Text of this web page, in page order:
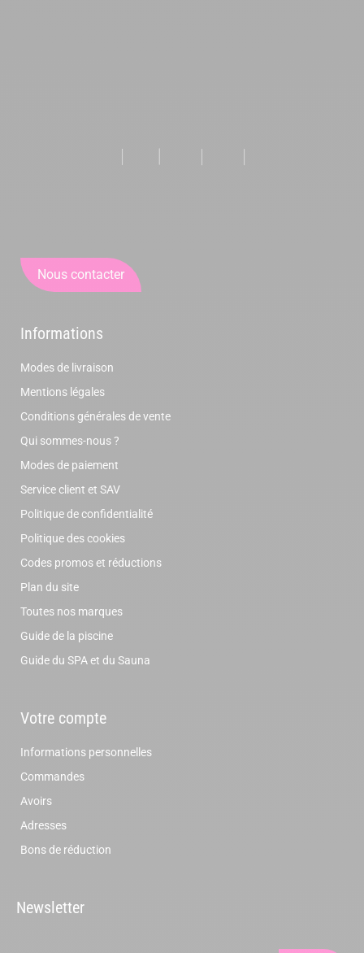
Nous contacter
Informations
Modes de livraison
Mentions légales
Conditions générales de vente
Qui sommes-nous ?
Modes de paiement
Service client et SAV
Politique de confidentialité
Politique des cookies
Codes promos et réductions
Plan du site
Toutes nos marques
Guide de la piscine
Guide du SPA et du Sauna
Votre compte
Informations personnelles
Commandes
Avoirs
Adresses
Bons de réduction
Newsletter